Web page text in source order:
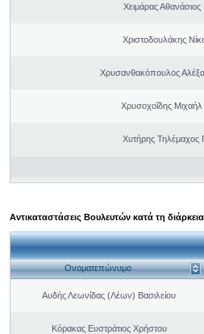
Χειμάρας
Χριστοδουλάκης
Χρυσανθακόπουλος
Χρυσοχοΐδης Μιχαήλ
Χυτήρης Τηλέμαχος
Αντικαταστάσεις Βουλευτών κατά τη
Ονοματεπώνυμο
Αυδής Λεωνίδας (Λέων) Βασιλείου
Κόρακας Ευστράτιος Χρήστου